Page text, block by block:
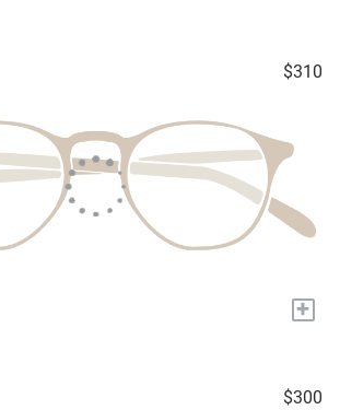
$310
+
$300